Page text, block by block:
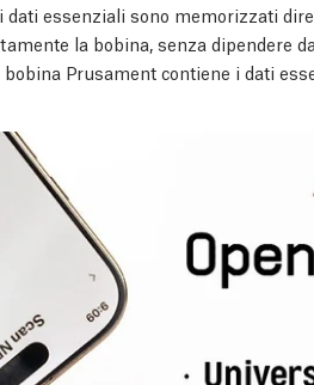
essenziali sono memorizzati
la bobina, senza dipendere
Prusament contiene i dati